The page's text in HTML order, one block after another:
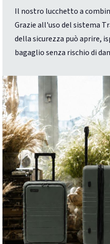
Il nostro lucchetto a
Grazie all'uso del sistema
della sicurezza può aprire,
bagaglio senza rischio di